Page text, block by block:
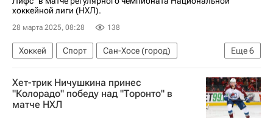
хоккейной лиги (НХЛ).
28 марта 2025, 08:28 138
Еще6
Хоккей Спорт
Сан-Хосе (город)
Александр Георгиев
Торонто Мэйпл Лифс
Тайлер Тоффоли
Сан-Хосе Шаркс
Нэшвилл Предаторз
Хет-трик Ничушкина принес
"Колорадо" победу над "Торонто" в
матче НХЛ